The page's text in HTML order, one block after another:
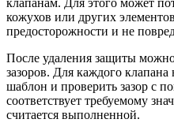
клапанам. Для этого может
кожухов или других
предосторожности и не
После удаления защиты
зазоров. Для каждого
шаблон и проверить зазор с
соответствует требуемому
считается выполненной.